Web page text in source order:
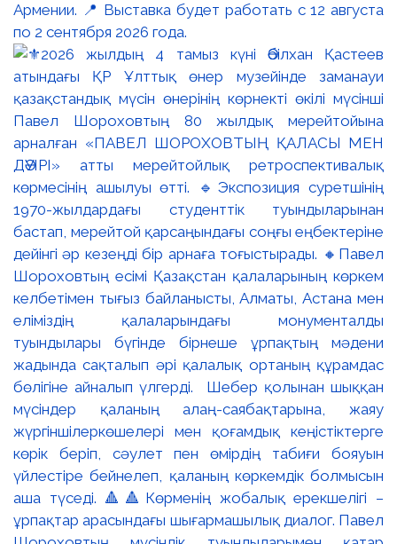
Армении. 📍 Выставка будет работать с 12 августа
по 2 сентября 2026 года.